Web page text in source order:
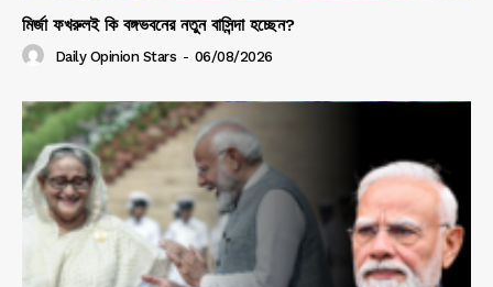
মির্জা ফখরুলই কি বঙ্গভবনের নতুন বাসিন্দা হচ্ছেন?
Daily Opinion Stars - 06/08/2026